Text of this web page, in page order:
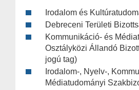
Irodalom és
Debreceni Területi
Kommunikáció- és
Osztályközi Állandó
jogú tag)
Irodalom-, Nyelv-,
Médiatudományi